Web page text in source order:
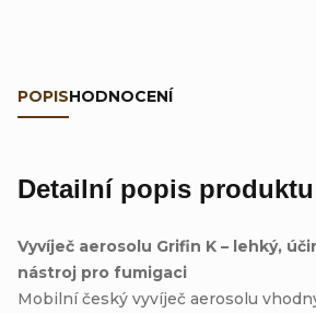
POPISHODNOCENÍ
Detailní popis produktu
Vyvíječ aerosolu Grifin K – lehký,
nástroj pro fumigaci
Mobilní český vyvíječ aerosolu